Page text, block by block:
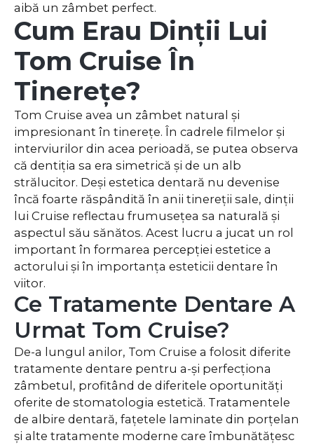
aibă un zâmbet perfect.
Cum Erau Dinții Lui
Tom Cruise În
Tinerețe?
Tom Cruise avea un zâmbet natural și
impresionant în tinerețe. În cadrele filmelor și
interviurilor din acea perioadă, se putea observa
că dentiția sa era simetrică și de un alb
strălucitor. Deși estetica dentară nu devenise
încă foarte răspândită în anii tinereții sale, dinții
lui Cruise reflectau frumusețea sa naturală și
aspectul său sănătos. Acest lucru a jucat un rol
important în formarea percepției estetice a
actorului și în importanța esteticii dentare în
viitor.
Ce Tratamente Dentare A
Urmat Tom Cruise?
De-a lungul anilor, Tom Cruise a folosit diferite
tratamente dentare pentru a-și perfecționa
zâmbetul, profitând de diferitele oportunități
oferite de stomatologia estetică. Tratamentele
de albire dentară, fațetele laminate din porțelan
și alte tratamente moderne care îmbunătățesc